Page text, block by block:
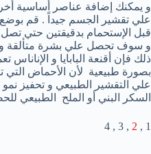
و يمكنك إضافة عناصر أساسية
علي تقشير الجسم جيداً . قم بوضع
قبل الإستحمام بدقيقتين حتي تصل
و سوف تحصل علي بشرة متألقة و
ذلك فإن أقنعة البابايا و
بصورة طبيعية لأن الأحماض التي
علي التقشير الطبيعي و تحفيز نمو
السكر البني أو الملح الطبيعي
1 ,
2
, 3 , 4